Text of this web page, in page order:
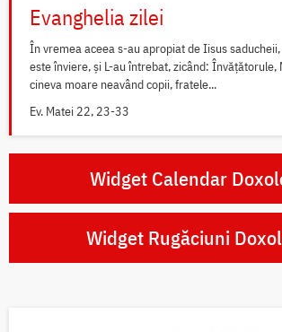
Evanghelia zilei
În vremea aceea s-au apropiat de Iisus saducheii,
este înviere, și L-au întrebat, zicând: Învățătorule,
cineva moare neavând copii, fratele...
Ev. Matei 22, 23-33
Widget Calendar
Widget Rugăciuni